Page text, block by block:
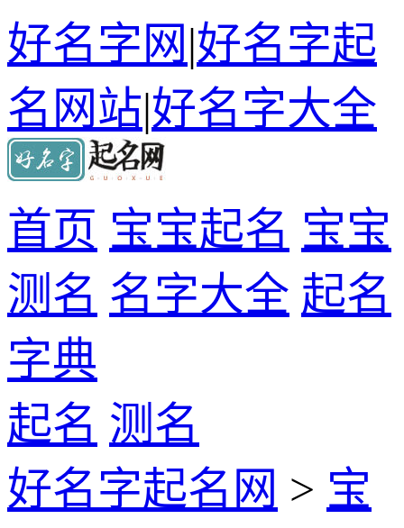
好名字网|好名字起
名网站|好名字大全
首页 宝宝起名 宝宝
测名 名字大全 起名
字典
起名 测名
好名字起名网 > 宝